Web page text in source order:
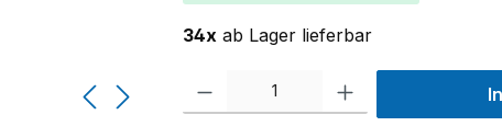
34x ab Lager lieferbar
Produkt Anzahl: Gib den gewünschten Wert ein